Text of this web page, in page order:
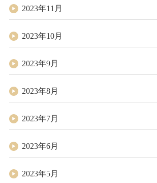
2023年11月
2023年10月
2023年9月
2023年8月
2023年7月
2023年6月
2023年5月